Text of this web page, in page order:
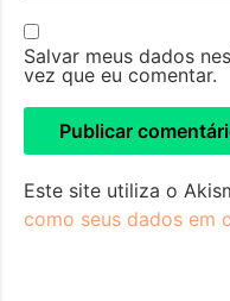
Salvar meus dados
vez que eu comentar.
Este site utiliza o
como seus dados em